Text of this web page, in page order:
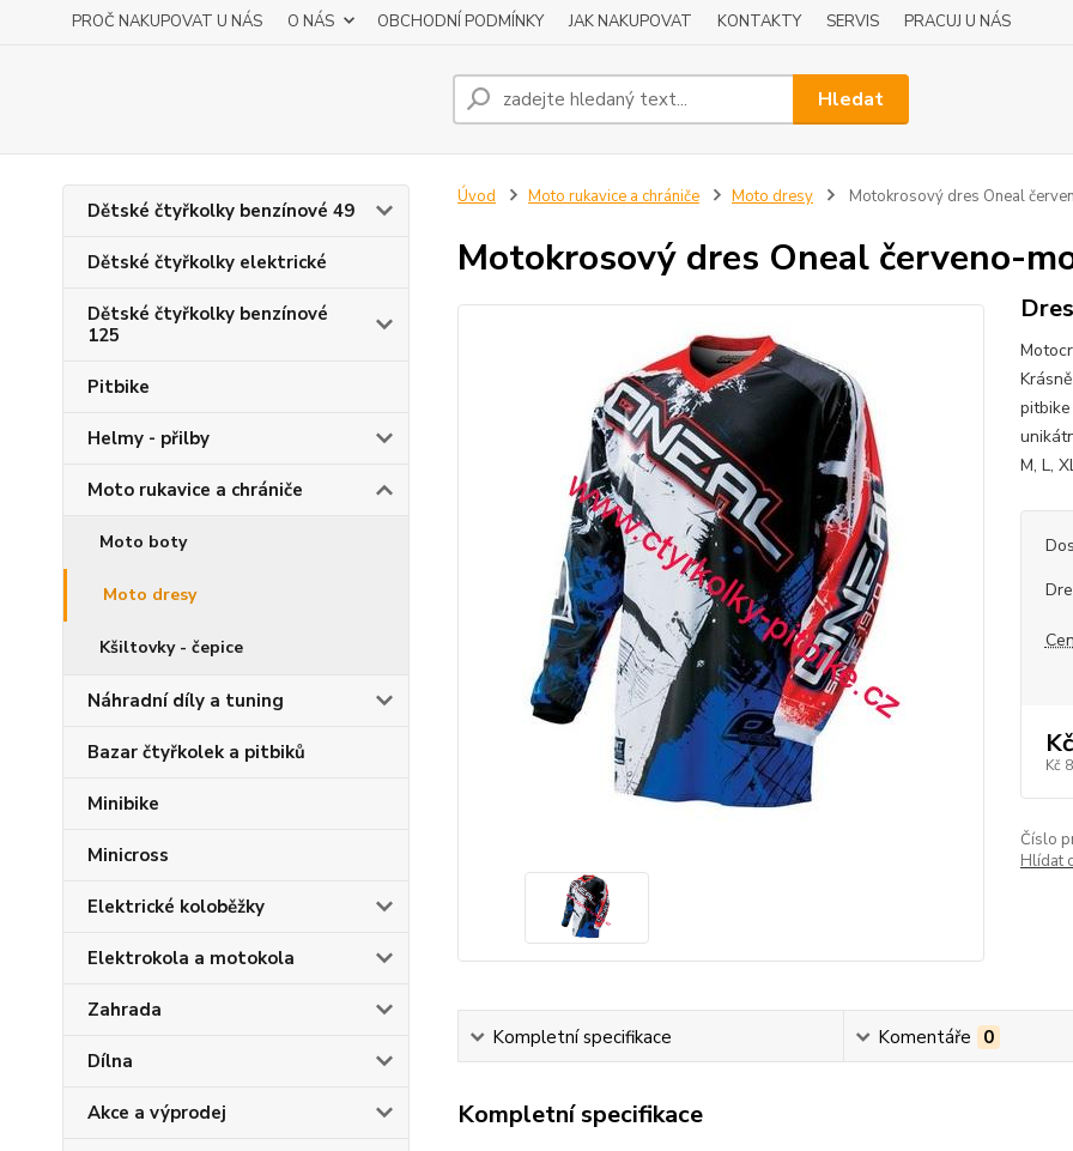
PROČ NAKUPOVAT U NÁS O NÁS OBCHODNÍ PODMÍNKY JAK NAKUPOVAT KONTAKTY SERVIS PRACUJ U NÁS
Hledat
Dětské čtyřkolky benzínové 49
Dětské čtyřkolky elektrické
Dětské čtyřkolky benzínové
125
Pitbike
Helmy - přilby
Moto rukavice a chrániče
Moto boty
Moto dresy
Kšiltovky - čepice
Náhradní díly a tuning
Bazar čtyřkolek a pitbiků
Minibike
Minicross
Elektrické koloběžky
Elektrokola a motokola
Zahrada
Dílna
Akce a výprodej
Úvod Moto rukavice a chrániče Moto dresy Motokrosový dres Oneal
Motokrosový dres Oneal červeno-
M, L,
Kč
Číslo
Hlídat
Kompletní specifikace Komentáře 0
Kompletní specifikace